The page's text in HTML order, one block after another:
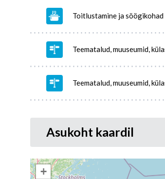
Toitlustamine ja söögikohad
Teematalud, muuseumid,
Teematalud, muuseumid,
Asukoht kaardil
+